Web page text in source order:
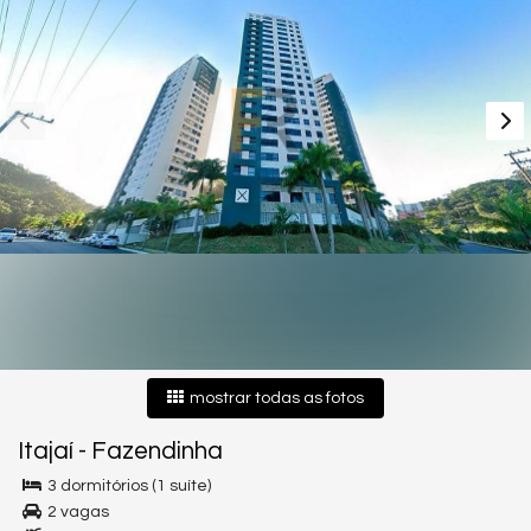
mostrar todas as fotos
Itajaí - Fazendinha
3 dormitórios (1 suíte)
2 vagas